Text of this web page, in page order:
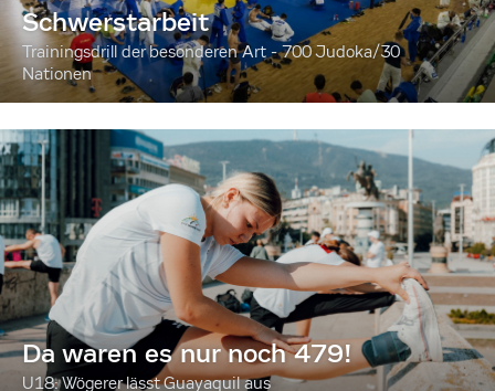
Schwerstarbeit
Trainingsdrill der besonderen Art - 700 Judoka/30
Nationen
Da waren es nur noch 479!
U18: Wögerer lässt Guayaquil aus